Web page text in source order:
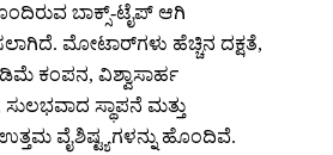
ಬಾಕ್ಸ್-ಟೈಪ್ ಆಗಿ
ಮೋಟಾರ್‌ಗಳು ಹೆಚ್ಚಿನ ದಕ್ಷತೆ,
ಕಂಪನ, ವಿಶ್ವಾಸಾರ್ಹ
ಸ್ಥಾಪನೆ ಮತ್ತು
ವೈಶಿಷ್ಟ್ಯಗಳನ್ನು ಹೊಂದಿವೆ.